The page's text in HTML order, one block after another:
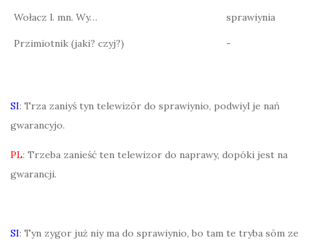
Wołacz l. mn. Wy… sprawiynia
Przimiotnik (jaki? czyj?) -
SI: Trza zaniyś tyn telewizōr do sprawiynio, podwiyl je nań
gwarancyjo.
PL: Trzeba zanieść ten telewizor do naprawy, dopóki jest na
gwarancji.
SI: Tyn zygor już niy ma do sprawiynio, bo tam te tryba sōm ze